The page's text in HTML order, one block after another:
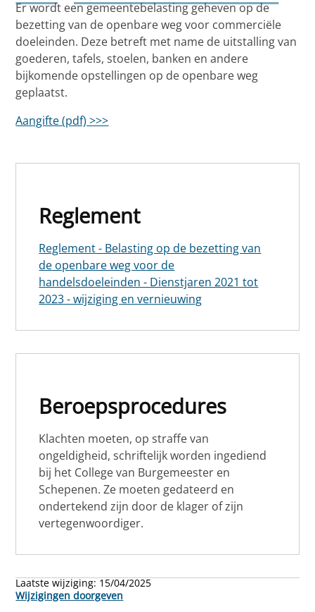
Er wordt een gemeentebelasting geheven op de
bezetting van de openbare weg voor commerciële
doeleinden. Deze betreft met name de uitstalling van
goederen, tafels, stoelen, banken en andere
bijkomende opstellingen op de openbare weg
geplaatst.
Aangifte (pdf) >>>
Reglement
Reglement - Belasting op de bezetting van
de openbare weg voor de
handelsdoeleinden - Dienstjaren 2021 tot
2023 - wijziging en vernieuwing
Beroepsprocedures
Klachten moeten, op straffe van
ongeldigheid, schriftelijk worden ingediend
bij het College van Burgemeester en
Schepenen. Ze moeten gedateerd en
ondertekend zijn door de klager of zijn
vertegenwoordiger.
Laatste wijziging: 15/04/2025
Wijzigingen doorgeven